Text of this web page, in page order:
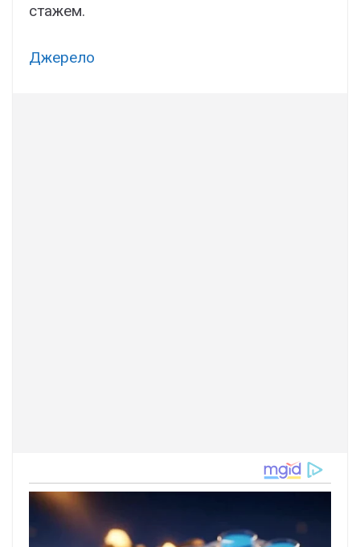
стажем.
Джерело